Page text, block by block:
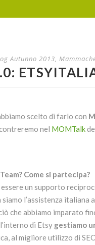
Autunno 2013,
scelto di farlo con
nel MOMTalk
Come si partecipa?
un supporto
l’assistenza italiana
che abbiamo imparato
di Etsy gestiamo
al migliore utilizzo di